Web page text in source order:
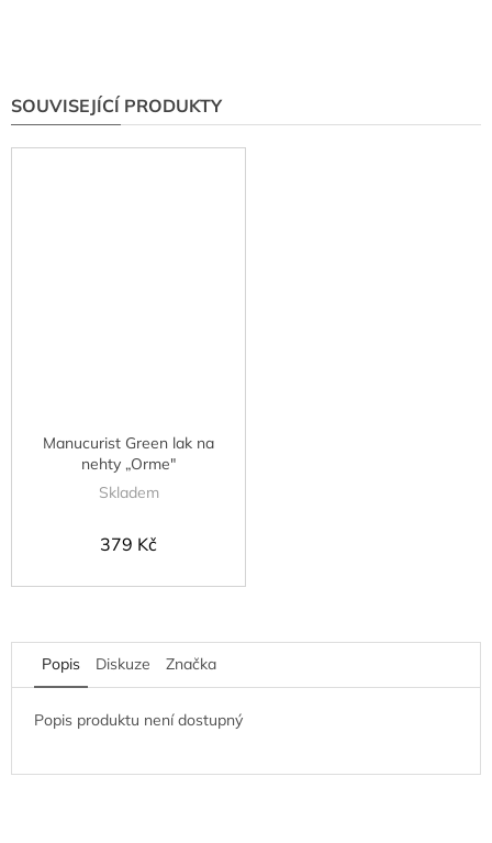
SOUVISEJÍCÍ PRODUKTY
Manucurist Green lak na
nehty „Orme"
Skladem
379 Kč
Popis Diskuze Značka
Popis produktu není dostupný